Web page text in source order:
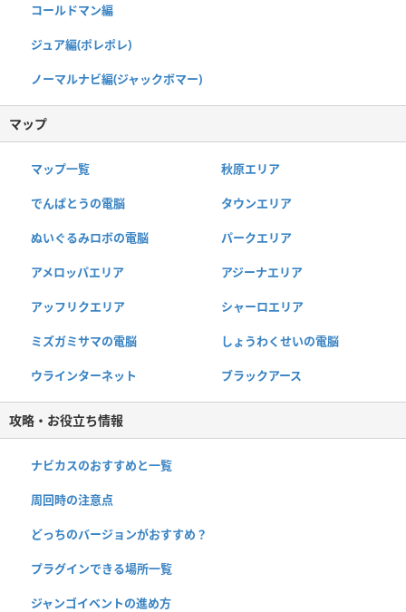
コールドマン編
ジュア編(ポレポレ)
ノーマルナビ編(ジャックボマー)
マップ
マップ一覧 秋原エリア
でんぱとうの電脳 タウンエリア
ぬいぐるみロボの電脳 パークエリア
アメロッパエリア アジーナエリア
アッフリクエリア シャーロエリア
ミズガミサマの電脳 しょうわくせいの電脳
ウラインターネット ブラックアース
攻略・お役立ち情報
ナビカスのおすすめと一覧
周回時の注意点
どっちのバージョンがおすすめ？
プラグインできる場所一覧
ジャンゴイベントの進め方